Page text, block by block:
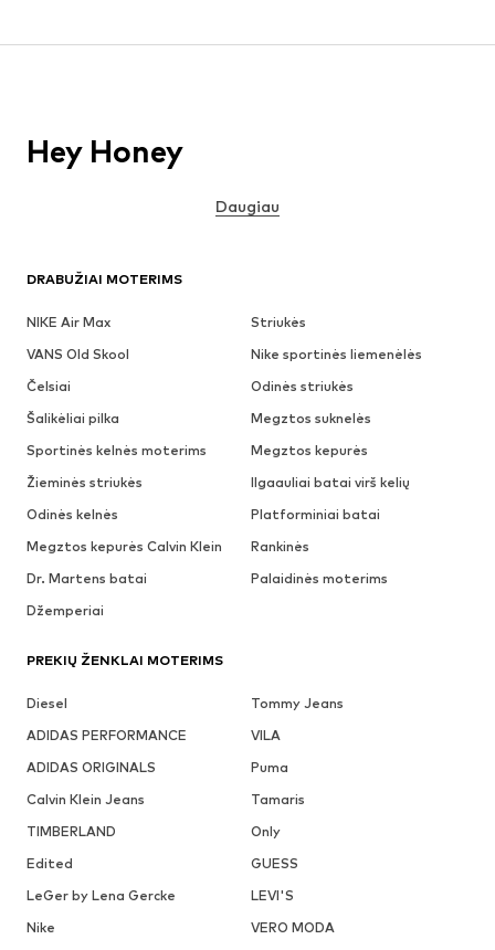
DRABUŽIAI MOTERIMS
NIKE Air Max
Striukės
VANS Old Skool
Nike sportinės liemenėlės
Čelsiai
Odinės striukės
Šalikėliai pilka
Megztos suknelės
Sportinės kelnės moterims
Megztos kepurės
Žieminės striukės
Ilgaauliai batai virš kelių
Odinės kelnės
Platforminiai batai
Megztos kepurės Calvin Klein
Rankinės
Dr. Martens batai
Palaidinės moterims
Džemperiai
PREKIŲ ŽENKLAI MOTERIMS
Diesel
Tommy Jeans
ADIDAS PERFORMANCE
VILA
ADIDAS ORIGINALS
Puma
Calvin Klein Jeans
Tamaris
TIMBERLAND
Only
Edited
GUESS
LeGer by Lena Gercke
LEVI'S
Nike
VERO MODA
Hey Honey
Daugiau